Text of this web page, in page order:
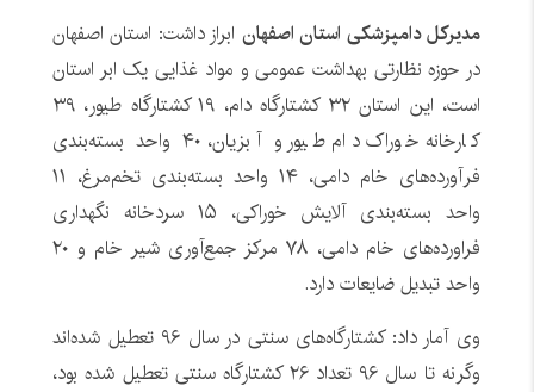
مدیرکل دامپزشکی استان اصفهان ابراز داشت: استان اصفهان
در حوزه نظارتی بهداشت عمومی و مواد غذایی یک ابر استان
است، این استان ۳۲ کشتارگاه دام، ۱۹ کشتارگاه طیور، ۳۹
کارخانه خوراک دام طیور و آبزیان، ۴۰ واحد بسته‌بندی
فرآورده‌های خام دامی، ۱۴ واحد بسته‌بندی تخم‌مرغ، ۱۱
واحد بسته‌بندی آلایش خوراکی، ۱۵ سردخانه نگهداری
فراورده‌های خام دامی، ۷۸ مرکز جمع‌آوری شیر خام و ۲۰
واحد تبدیل ضایعات دارد.
وی آمار داد: کشتارگاه‌های سنتی در سال ۹۶ تعطیل شده‌اند
وگرنه تا سال ۹۶ تعداد ۲۶ کشتارگاه سنتی تعطیل شده بود،